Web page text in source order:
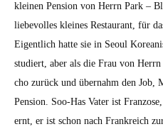
kleinen Pen­sion von Her­rn Park –
liebevolles kleines Restau­rant, für
Eigentlich hat­te sie in Seoul
studiert, aber als die Frau von
cho zurück und über­nahm den Job,
Pen­sion. Soo-Has Vater ist
ernt, er ist schon nach Frankre­ich